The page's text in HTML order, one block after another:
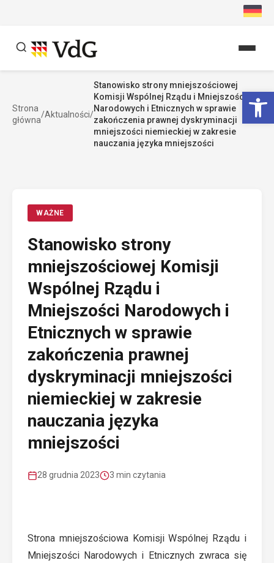
Szukaj
Strona
główna
/Aktualności/
Stanowisko strony mniejszościowej
Komisji Wspólnej Rządu i Mniejszości
Narodowych i Etnicznych w sprawie
zakończenia prawnej dyskryminacji
mniejszości niemieckiej w zakresie
nauczania języka mniejszości
WAŻNE
Stanowisko strony
mniejszościowej Komisji
Wspólnej Rządu i
Mniejszości Narodowych i
Etnicznych w sprawie
zakończenia prawnej
dyskryminacji mniejszości
niemieckiej w zakresie
nauczania języka
mniejszości
28 grudnia 2023 3 min czytania
Strona mniejszościowa Komisji Wspólnej Rządu i
Mniejszości Narodowych i Etnicznych zwraca się